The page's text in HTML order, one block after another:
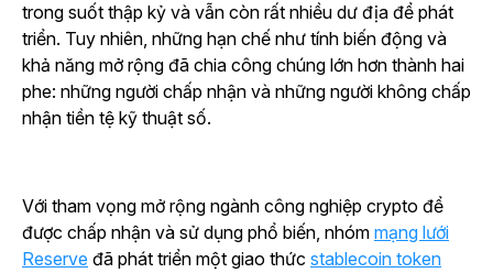
trong suốt thập kỷ và vẫn còn rất nhiều dư địa để phát
triển. Tuy nhiên, những hạn chế như tính biến động và
khả năng mở rộng đã chia công chúng lớn hơn thành hai
phe: những người chấp nhận và những người không chấp
nhận tiền tệ kỹ thuật số.
Với tham vọng mở rộng ngành công nghiệp crypto để
được chấp nhận và sử dụng phổ biến, nhóm mạng lưới
Reserve đã phát triển một giao thức stablecoin token